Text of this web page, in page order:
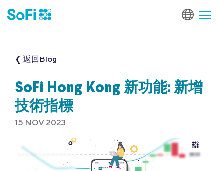
❮ 返回Blog
SoFi Hong Kong 新功能: 新增
技術指標
15 NOV 2023